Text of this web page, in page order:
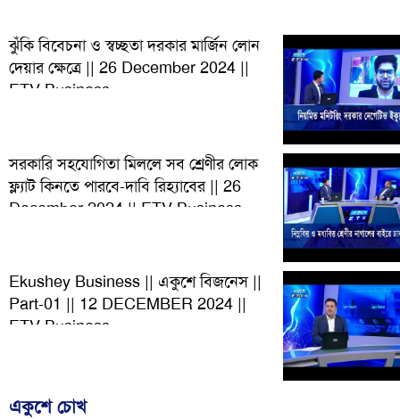
ঝুঁকি বিবেচনা ও স্বচ্ছতা দরকার মার্জিন লোন
দেয়ার ক্ষেত্রে || 26 December 2024 ||
ETV Business
সরকারি সহযোগিতা মিললে সব শ্রেণীর লোক
ফ্ল্যাট কিনতে পারবে-দাবি রিহ্যাবের || 26
December 2024 || ETV Business
Ekushey Business || একুশে বিজনেস ||
Part-01 || 12 DECEMBER 2024 ||
ETV Business
একুশে চোখ